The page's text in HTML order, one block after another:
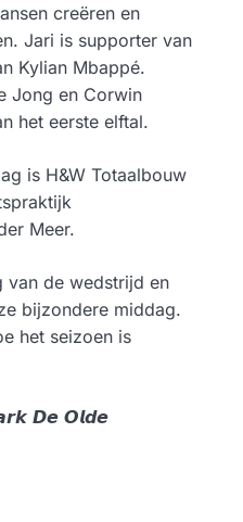
creëren en
Jari is supporter van
Kylian Mbappé.
Jong en Corwin
het eerste elftal.
is H&W Totaalbouw
Meer.
van de wedstrijd en
bijzondere middag.
het seizoen is
𝘿𝙚 𝙊𝙡𝙙𝙚